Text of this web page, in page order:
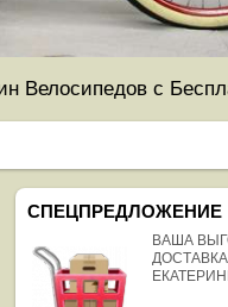
Велосипедов с
СПЕЦПРЕДЛОЖЕНИЕ
ВАША